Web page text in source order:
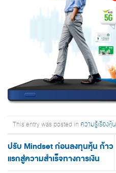
This entry was posted in ความรู้เรื่องหุ้น
ปรับ Mindset ก่อนลงทุนหุ้น ก้าว
แรกสู่ความสำเร็จทางการเงิน